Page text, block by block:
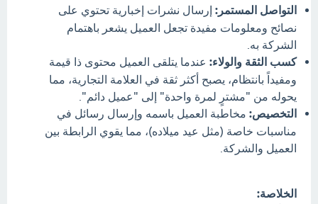
التواصل المستمر: إرسال نشرات إخبارية تحتوي على
نصائح ومعلومات مفيدة تجعل العميل يشعر باهتمام
الشركة به.
كسب الثقة والولاء: عندما يتلقى العميل محتوى ذا قيمة
ومفيداً بانتظام، يصبح أكثر ثقة في العلامة التجارية، مما
يحوله من "مشترٍ لمرة واحدة" إلى "عميل دائم".
التخصيص: مخاطبة العميل باسمه وإرسال رسائل في
مناسبات خاصة (مثل عيد ميلاده)، مما يقوي الرابطة بين
العميل والشركة.
الخلاصة: